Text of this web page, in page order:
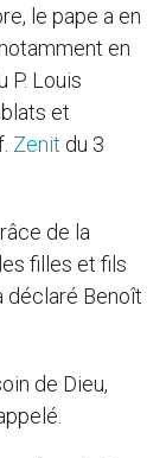
le pape a en
en
P. Louis
et
Zenit du 3
de la
filles et fils
déclaré Benoît
de Dieu,